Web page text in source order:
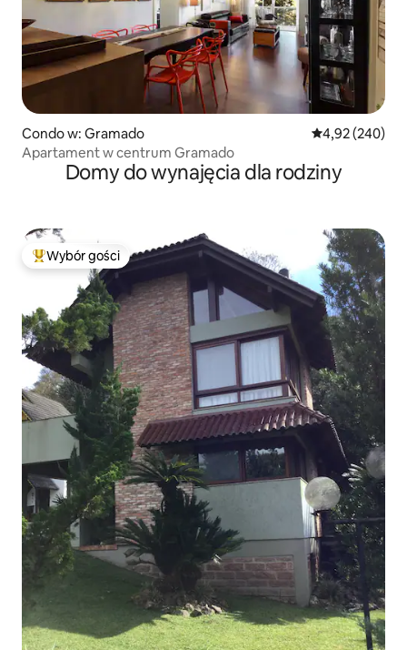
Condo w: Gramado Średnia
4,92 (240)
Apartament w centrum Gramado
Domy do wynajęcia dla rodziny
Najpopularniejsze z kategorii Wybór gości
Wybór gości